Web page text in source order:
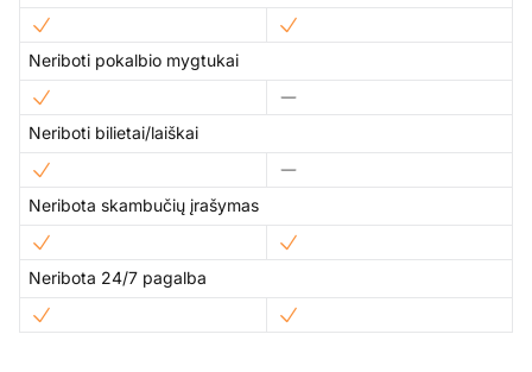
Neriboti pokalbio mygtukai
Neriboti bilietai/laiškai
Neribota skambučių įrašymas
Neribota 24/7 pagalba